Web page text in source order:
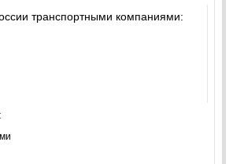
транспортными компаниями: